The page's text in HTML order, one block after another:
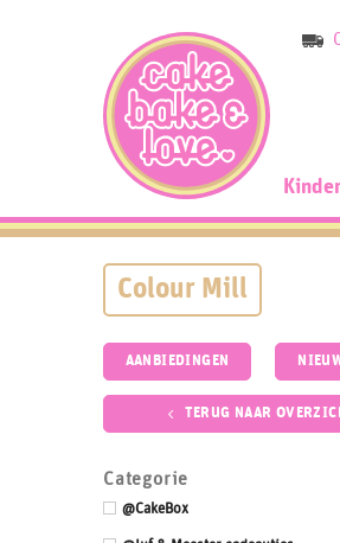
Colour Mill
AANBIEDINGEN
TERUG NAAR
Categorie
@CakeBox